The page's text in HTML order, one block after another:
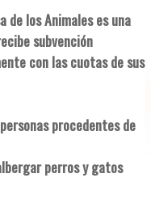
de los Animales es una
subvención
con las cuotas de sus
procedentes de
perros y gatos